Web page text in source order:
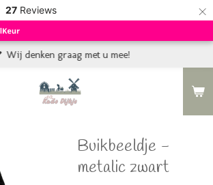
27 Reviews ×
Wij denken graag met u mee!
Buikbeeldje -
metalic zwart